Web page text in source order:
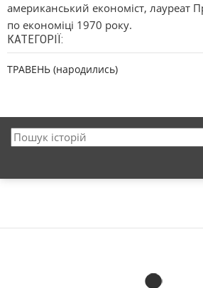
американський економіст, лауреат
по економіці 1970 року.
КАТЕГОРІЇ:
ТРАВЕНЬ (народились)